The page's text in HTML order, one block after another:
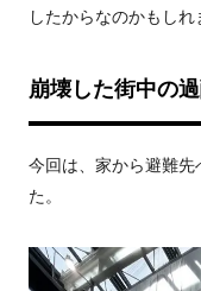
したからなのかもしれ
崩壊した街中の
今回は、家から避難先
た。